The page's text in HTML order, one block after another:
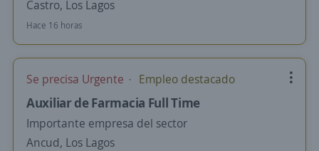
Castro, Los Lagos
Hace 16 horas
Se precisa Urgente Empleo destacado
Auxiliar de Farmacia Full Time
Importante empresa del sector
Ancud, Los Lagos